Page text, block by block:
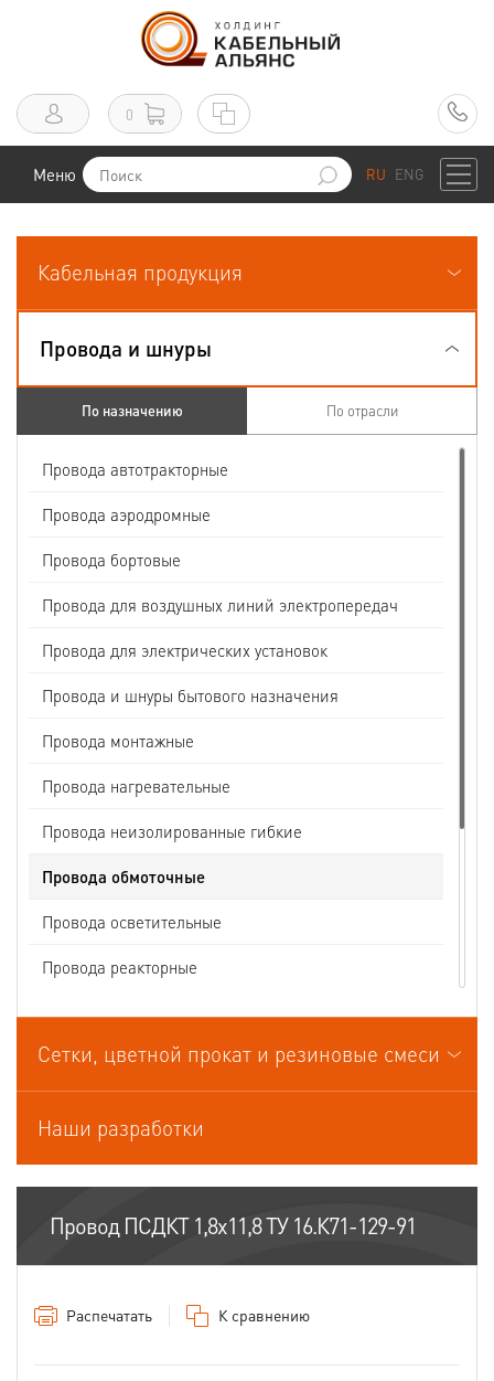
0
Меню RU ENG
Кабельная продукция
Провода и шнуры
По назначению По отрасли
Провода автотракторные
Провода аэродромные
Провода бортовые
Провода для воздушных линий электропередач
Провода для электрических установок
Провода и шнуры бытового назначения
Провода монтажные
Провода нагревательные
Провода неизолированные гибкие
Провода обмоточные
Провода осветительные
Провода реакторные
Провода связи
Провода силовые для стационарной прокладки
Провода термоэлектродные
Шнуры шахтные
Сетки, цветной прокат и резиновые смеси
Наши разработки
Провод ПСДКТ 1,8х11,8 ТУ 16.К71-129-91
Распечатать К сравнению